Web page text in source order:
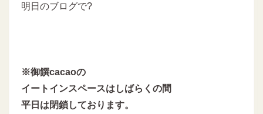
明日のブログで?
※御饌cacaoの
イートインスペースはしばらくの間
平日は閉鎖しております。